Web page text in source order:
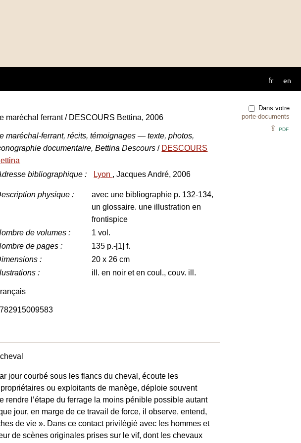
fr en
Dans votre
porte-documents
⇪ PDF
maréchal ferrant / DESCOURS Bettina, 2006
maréchal-ferrant, récits, témoignages — texte, photos,
documentaire, Bettina Descours/ DESCOURS
bibliographique : Lyon , Jacques André, 2006
physique :
avec une bibliographie p. 132-134,
un glossaire. une illustration en
frontispice
de volumes :
1 vol.
de pages :
135 p.-[1] f.
:
20 x 26 cm
: ill. en noir et en coul., couv. ill.
jour courbé sous les flancs du cheval, écoute les
ou exploitants de manège, déploie souvent
rendre l’étape du ferrage la moins pénible possible autant
jour, en marge de ce travail de force, il observe, entend,
de vie ». Dans ce contact privilégié avec les hommes et
de scènes originales prises sur le vif, dont les chevaux